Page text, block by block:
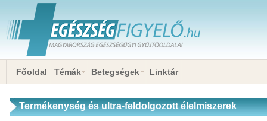
Főoldal Témák Betegségek Linktár
Termékenység és ultra-feldolgozott élelmiszerek